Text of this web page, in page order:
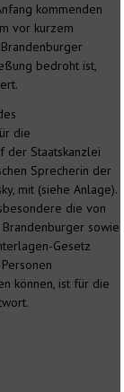
kommenden
vor kurzem
bedroht ist,
die
der Staatskanzlei
Sprecherin der
mit (siehe Anlage).
die von
sowie
Gesetz
können, ist für die